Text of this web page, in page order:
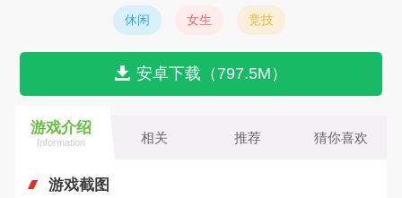
休闲 女生 竞技
安卓下载（797.5M）
游戏介绍
Information 相关 推荐 猜你喜欢
游戏截图